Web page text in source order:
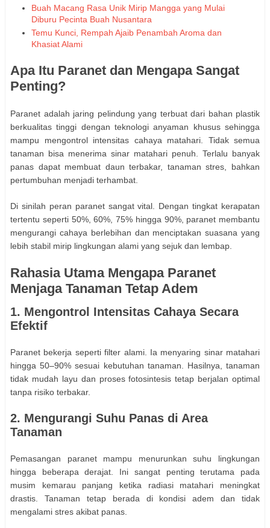
Buah Macang Rasa Unik Mirip Mangga yang Mulai
Diburu Pecinta Buah Nusantara
Temu Kunci, Rempah Ajaib Penambah Aroma dan
Khasiat Alami
Apa Itu Paranet dan Mengapa Sangat
Penting?
Paranet adalah jaring pelindung yang terbuat dari bahan plastik
berkualitas tinggi dengan teknologi anyaman khusus sehingga
mampu mengontrol intensitas cahaya matahari. Tidak semua
tanaman bisa menerima sinar matahari penuh. Terlalu banyak
panas dapat membuat daun terbakar, tanaman stres, bahkan
pertumbuhan menjadi terhambat.
Di sinilah peran paranet sangat vital. Dengan tingkat kerapatan
tertentu seperti 50%, 60%, 75% hingga 90%, paranet membantu
mengurangi cahaya berlebihan dan menciptakan suasana yang
lebih stabil mirip lingkungan alami yang sejuk dan lembap.
Rahasia Utama Mengapa Paranet
Menjaga Tanaman Tetap Adem
1. Mengontrol Intensitas Cahaya Secara
Efektif
Paranet bekerja seperti filter alami. Ia menyaring sinar matahari
hingga 50–90% sesuai kebutuhan tanaman. Hasilnya, tanaman
tidak mudah layu dan proses fotosintesis tetap berjalan optimal
tanpa risiko terbakar.
2. Mengurangi Suhu Panas di Area
Tanaman
Pemasangan paranet mampu menurunkan suhu lingkungan
hingga beberapa derajat. Ini sangat penting terutama pada
musim kemarau panjang ketika radiasi matahari meningkat
drastis. Tanaman tetap berada di kondisi adem dan tidak
mengalami stres akibat panas.